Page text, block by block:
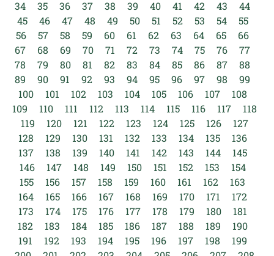
34
35 36 37 38 39 40 41 42 43
44
45
46 47 48 49 50 51 52 53 54
55
56
57 58 59 60 61 62 63 64 65
66
67
68 69 70 71 72 73 74 75 76
77
78
79 80 81 82 83 84 85 86 87
88
89
90 91 92 93 94 95 96 97 98
99
100
101 102 103 104 105 106 107
108
109
110 111 112 113 114 115 116 117
118
119
120 121 122 123 124 125 126
127
128
129 130 131 132 133 134 135
136
137
138 139 140 141 142 143 144
145
146
147 148 149 150 151 152 153
154
155
156 157 158 159 160 161 162
163
164
165 166 167 168 169 170 171
172
173
174 175 176 177 178 179 180
181
182
183 184 185 186 187 188 189
190
191
192 193 194 195 196 197 198
199